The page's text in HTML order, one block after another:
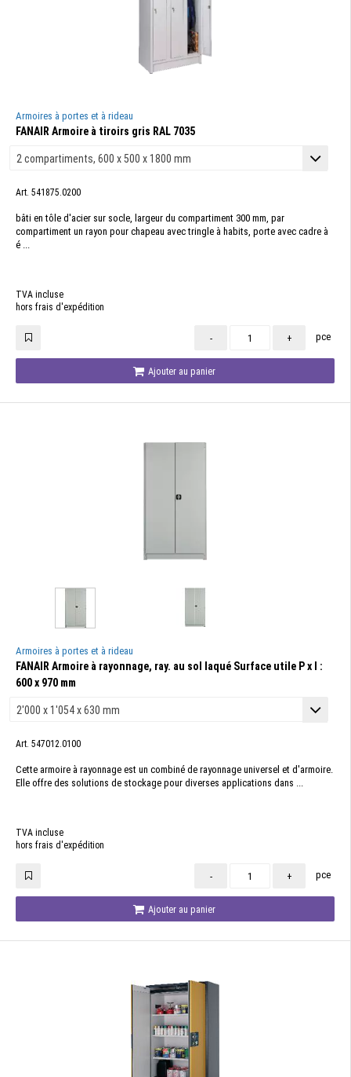
Armoires à portes et à rideau
FANAIR Armoire à tiroirs gris RAL 7035
Art. 541875.0200
bâti en tôle d'acier sur socle, largeur du compartiment 300 mm, par
compartiment un rayon pour chapeau avec tringle à habits, porte avec cadre à
é ...
TVA incluse
hors frais d'expédition
- + pce
Ajouter au panier
Armoires à portes et à rideau
FANAIR Armoire à rayonnage, ray. au sol laqué Surface utile P x l :
600 x 970 mm
Art. 547012.0100
Cette armoire à rayonnage est un combiné de rayonnage universel et d'armoire.
Elle offre des solutions de stockage pour diverses applications dans ...
TVA incluse
hors frais d'expédition
- + pce
Ajouter au panier